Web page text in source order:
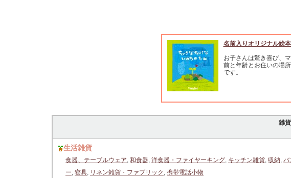
名前入りオリジナル絵
お子さんは驚き喜び、
前と年齢とお住いの場
です。
雑
生活雑貨
食器、テーブルウェア, 和食器, 洋食器・ファイヤーキング, キッチン雑貨, 収納, バ
ー, 寝具, リネン雑貨・ファブリック , 携帯電話小物